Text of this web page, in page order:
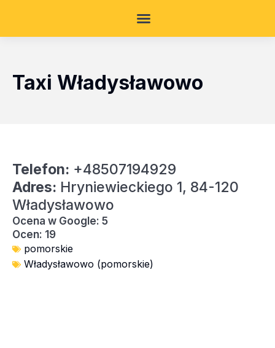
Taxi Władysławowo
Telefon: +48507194929
Adres: Hryniewieckiego 1, 84-120
Władysławowo
Ocena w Google: 5
Ocen: 19
pomorskie
Władysławowo (pomorskie)